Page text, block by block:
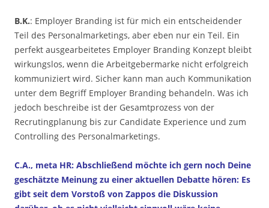
B.K.: Employer Branding ist für mich ein entscheidender
Teil des Personalmarketings, aber eben nur ein Teil. Ein
perfekt ausgearbeitetes Employer Branding Konzept bleibt
wirkungslos, wenn die Arbeitgebermarke nicht erfolgreich
kommuniziert wird. Sicher kann man auch Kommunikation
unter dem Begriff Employer Branding behandeln. Was ich
jedoch beschreibe ist der Gesamtprozess von der
Recrutingplanung bis zur Candidate Experience und zum
Controlling des Personalmarketings.
C.A., meta HR: Abschließend möchte ich gern noch Deine
geschätzte Meinung zu einer aktuellen Debatte hören: Es
gibt seit dem Vorstoß von Zappos die Diskussion